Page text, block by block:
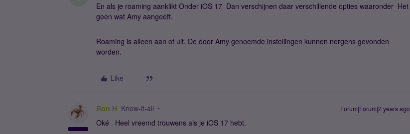
En als je roaming aanklikt Onder iOS 17 Dan verschijnen daar verschillende opties waaronder Het
geen wat Amy aangeeft.
Roaming is alleen aan of uit. De door Amy genoemde instellingen kunnen nergens gevonden
worden.
Like
Ron H Know-it-all Forum|Forum|2 years ago
Oké Heel vreemd trouwens als je iOS 17 hebt.